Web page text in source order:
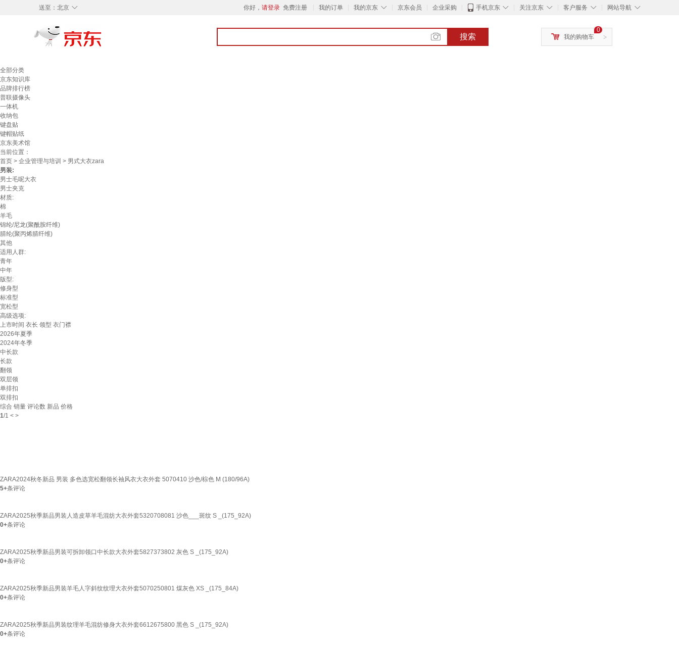
◇
送至： 北京 你好， 请登录 免费注册 我的订单 ◇
我的京东 京东会员 企业采购 ◇
手机京东 ◇
关注京东 ◇
客户服务 ◇
网站导航
搜索 >
0
我的购物车
全部分类
京东知识库
品牌排行榜
普联摄像头
一体机
收纳包
键盘贴
键帽贴纸
京东美术馆
当前位置：
首页 > 企业管理与培训 > 男式大衣zara
男装:
男士毛呢大衣
男士夹克
材质:
棉
羊毛
锦纶/尼龙(聚酰胺纤维)
腈纶(聚丙烯腈纤维)
其他
适用人群:
青年
中年
版型:
修身型
标准型
宽松型
高级选项:
上市时间 衣长 领型 衣门襟
2026年夏季
2024年冬季
中长款
长款
翻领
双层领
单排扣
双排扣
综合 销量 评论数 新品 价格
1/1 < >
ZARA2024秋冬新品 男装 多色选宽松翻领长袖风衣大衣外套 5070410 沙色/棕色 M (180/96A)
5+条评论
ZARA2025秋季新品男装人造皮草羊毛混纺大衣外套5320708081 沙色___斑纹 S _(175_92A)
0+条评论
ZARA2025秋季新品男装可拆卸领口中长款大衣外套5827373802 灰色 S _(175_92A)
0+条评论
ZARA2025秋季新品男装羊毛人字斜纹纹理大衣外套5070250801 煤灰色 XS _(175_84A)
0+条评论
ZARA2025秋季新品男装纹理羊毛混纺修身大衣外套6612675800 黑色 S _(175_92A)
0+条评论